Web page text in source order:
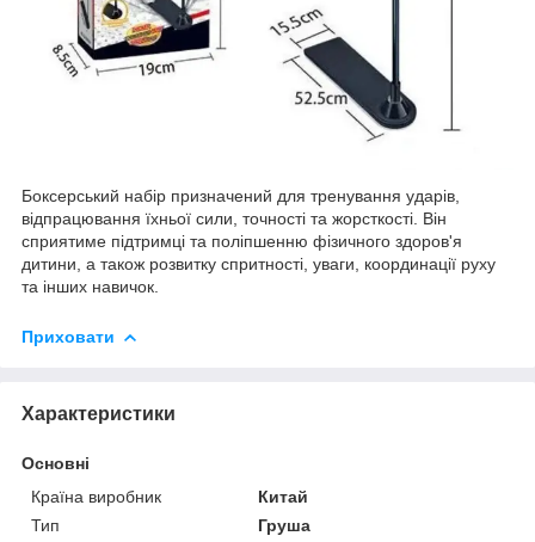
Боксерський набір призначений для тренування ударів,
відпрацювання їхньої сили, точності та жорсткості. Він
сприятиме підтримці та поліпшенню фізичного здоров'я
дитини, а також розвитку спритності, уваги, координації руху
та інших навичок.
Приховати
Характеристики
Основні
Країна виробник
Китай
Тип
Груша